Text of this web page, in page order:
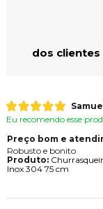
dos
Samuel
Eu recomendo esse
Preço bom e
Robusto e bonito
Produto:
Inox 304 75 cm